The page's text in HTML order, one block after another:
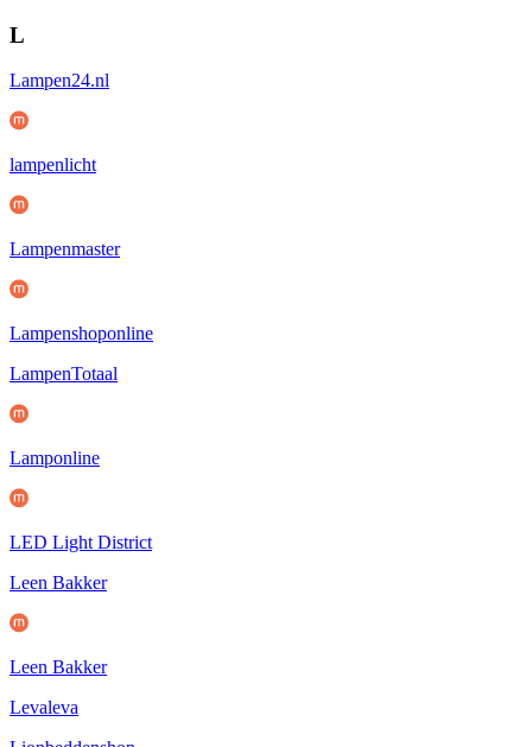
L
Lampen24.nl
lampenlicht
Lampenmaster
Lampenshoponline
LampenTotaal
Lamponline
LED Light District
Leen Bakker
Leen Bakker
Levaleva